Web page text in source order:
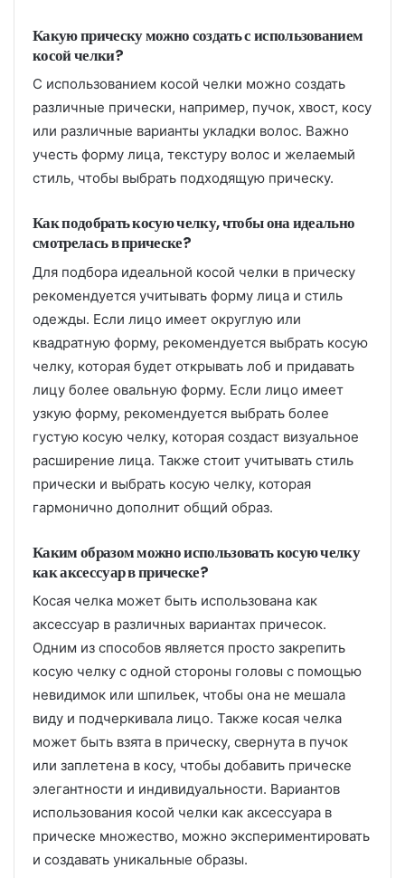
Какую прическу можно создать с использованием
косой челки?
С использованием косой челки можно создать
различные прически, например, пучок, хвост, косу
или различные варианты укладки волос. Важно
учесть форму лица, текстуру волос и желаемый
стиль, чтобы выбрать подходящую прическу.
Как подобрать косую челку, чтобы она идеально
смотрелась в прическе?
Для подбора идеальной косой челки в прическу
рекомендуется учитывать форму лица и стиль
одежды. Если лицо имеет округлую или
квадратную форму, рекомендуется выбрать косую
челку, которая будет открывать лоб и придавать
лицу более овальную форму. Если лицо имеет
узкую форму, рекомендуется выбрать более
густую косую челку, которая создаст визуальное
расширение лица. Также стоит учитывать стиль
прически и выбрать косую челку, которая
гармонично дополнит общий образ.
Каким образом можно использовать косую челку
как аксессуар в прическе?
Косая челка может быть использована как
аксессуар в различных вариантах причесок.
Одним из способов является просто закрепить
косую челку с одной стороны головы с помощью
невидимок или шпильек, чтобы она не мешала
виду и подчеркивала лицо. Также косая челка
может быть взята в прическу, свернута в пучок
или заплетена в косу, чтобы добавить прическе
элегантности и индивидуальности. Вариантов
использования косой челки как аксессуара в
прическе множество, можно экспериментировать
и создавать уникальные образы.